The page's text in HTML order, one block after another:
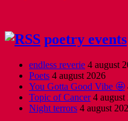
poetry events
endless reverie 4 august
Poets 4 august 2026
You Gotta Good Vibe 🤩
Topic of Cancer 4 august
Night terrors 4 august